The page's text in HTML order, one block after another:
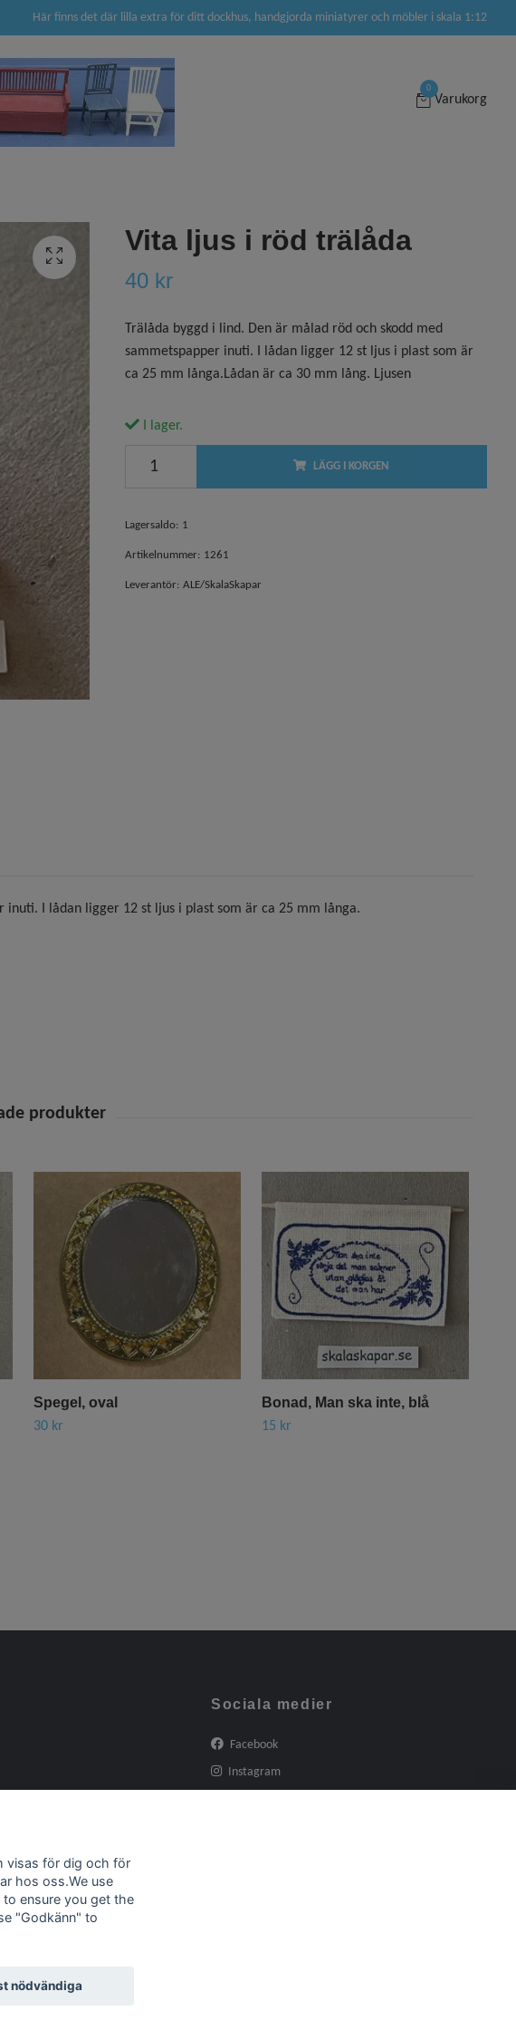
Här finns det där lilla extra för ditt dockhus, handgjorda miniatyrer och möbler i skala 1:12
0
Varukorg
Vita ljus i röd trälåda
40 kr
Trälåda byggd i lind. Den är målad röd och skodd med
sammetspapper inuti. I lådan ligger 12 st ljus i plast som är
ca 25 mm långa.Lådan är ca 30 mm lång. Ljusen
I lager.
LÄGG I KORGEN
Lagersaldo: 1
Artikelnummer: 1261
Leverantör: ALE/SkalaSkapar
inuti. I lådan ligger 12 st ljus i plast som är ca 25 mm långa.
Spegel, oval
30 kr
Bonad, Man ska inte, blå
15 kr
Sociala medier
Facebook
Instagram
visas för dig och för
hos oss.We use
ensure you get the
"Godkänn" to
nödvändiga